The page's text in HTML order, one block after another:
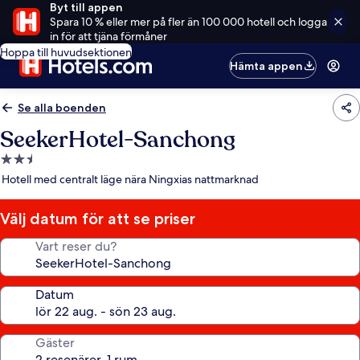
Byt till appen
Spara 10 % eller mer på fler än 100 000 hotell och logga
in för att tjäna förmåner
Hoppa till huvudsektionen
Hämta appen
Se alla boenden
SeekerHotel-Sanchong
2.5-
stjärnigt
Hotell med centralt läge nära Ningxias nattmarknad
Välj datum för att se priser
Vart reser du?
Datum
Gäster